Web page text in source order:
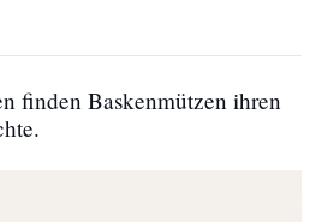
finden Baskenmützen ihren